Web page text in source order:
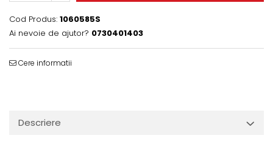
Cod Produs: 1060585S
Ai nevoie de ajutor? 0730401403
Cere informatii
Descriere